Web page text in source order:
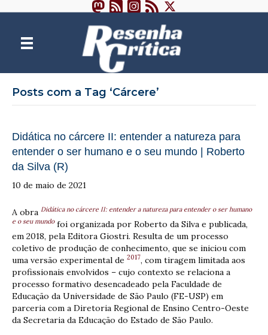
Posts com a Tag ‘Cárcere’
Didática no cárcere II: entender a natureza para
entender o ser humano e o seu mundo | Roberto
da Silva (R)
10 de maio de 2021
A obra Didática no cárcere II: entender a natureza para entender o ser humano
e o seu mundofoi organizada por Roberto da Silva e publicada,
em 2018, pela Editora Giostri. Resulta de um processo
coletivo de produção de conhecimento, que se iniciou com
uma versão experimental de 2017, com tiragem limitada aos
profissionais envolvidos – cujo contexto se relaciona a
processo formativo desencadeado pela Faculdade de
Educação da Universidade de São Paulo (FE-USP) em
parceria com a Diretoria Regional de Ensino Centro-Oeste
da Secretaria da Educação do Estado de São Paulo.